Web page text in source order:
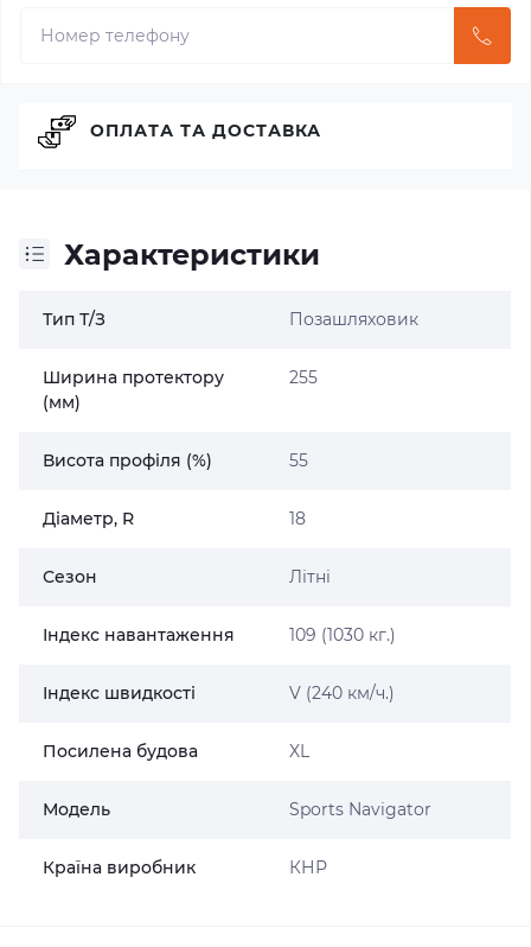
Характеристики
Тип Т/З Позашляховик
Ширина протектору
(мм)
255
Висота профіля (%) 55
Діаметр, R 18
Сезон Літні
Індекс навантаження 109 (1030 кг.)
Індекс швидкості V (240 км/ч.)
Посилена будова XL
Модель Sports Navigator
Країна виробник КНР
ОПЛАТА ТА ДОСТАВКА